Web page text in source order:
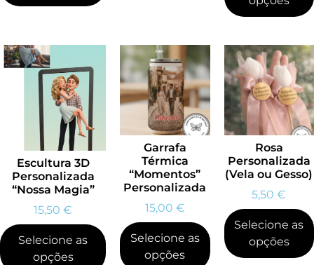
Escultura 3D
Personalizada
“Nossa Magia”
15,50 €
Selecione as
opções
Garrafa
Térmica
“Momentos”
Personalizada
15,00 €
Selecione as
opções
Rosa
Personalizada
(Vela ou Gesso)
5,50€
Selecione as
opções